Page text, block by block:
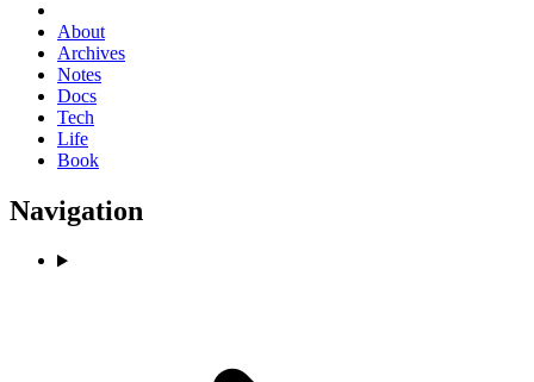
About
Archives
Notes
Docs
Tech
Life
Book
Navigation